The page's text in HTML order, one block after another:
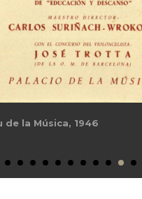
la Música, 1946